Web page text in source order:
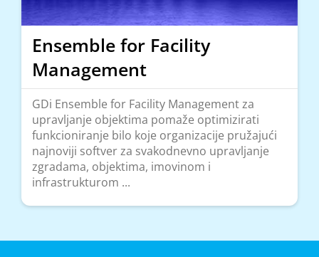
Ensemble for Facility
Management
GDi Ensemble for Facility Management za
upravljanje objektima pomaže optimizirati
funkcioniranje bilo koje organizacije pružajući
najnoviji softver za svakodnevno upravljanje
zgradama, objektima, imovinom i
infrastrukturom ...